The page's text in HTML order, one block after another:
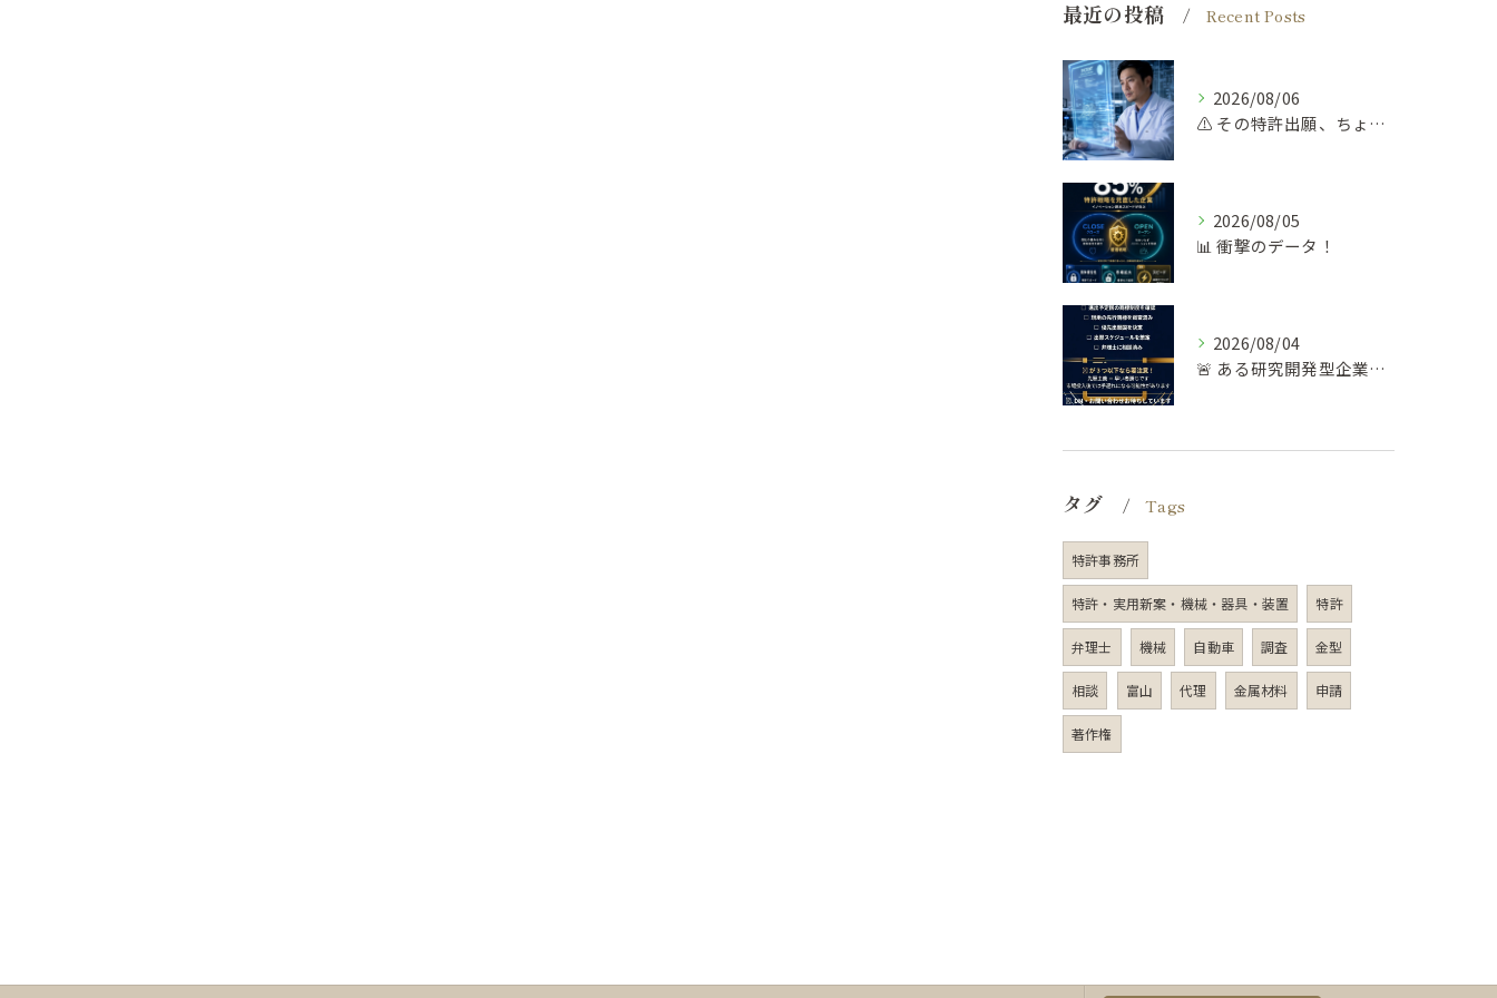
最近の投稿 Recent Posts
2026/08/06
⚠️ その特許出願、ちょっと待って！
2026/08/05
📊 衝撃のデータ！
2026/08/04
🚨 ある研究開発型企業の失敗談…
タグ Tags
特許事務所
特許・実用新案・機械・器具・装置 特許
弁理士 機械 自動車 調査 金型
相談 富山 代理 金属材料 申請
著作権